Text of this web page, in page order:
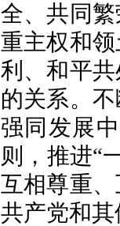
全、共同
重主权和
利、和平
的关系。
强同发展
则，推进“
互相尊重
共产党和